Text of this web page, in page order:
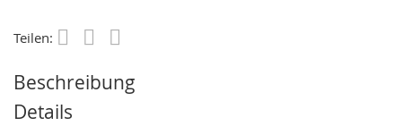
Teilen:
Beschreibung
Details